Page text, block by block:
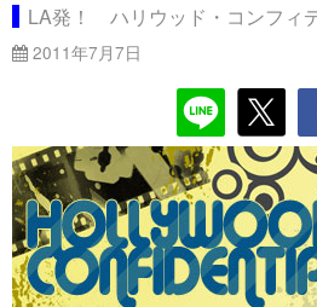
LA発！ ハリウッド・コンフィ
2011年7月7日